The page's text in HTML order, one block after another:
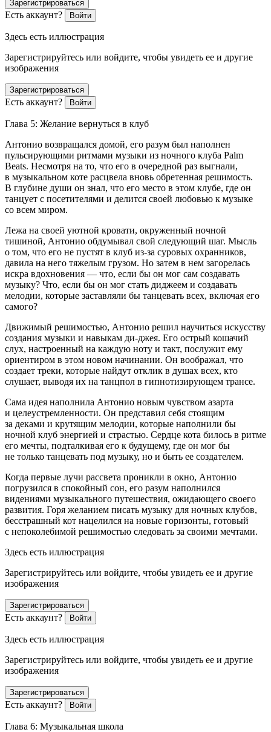
Зарегистрироваться
Есть аккаунт? Войти
Здесь есть иллюстрация
Зарегистрируйтесь или войдите, чтобы увидеть ее и другие
изображения
Зарегистрироваться
Есть аккаунт? Войти
Глава 5: Желание вернуться в клуб
Антонио возвращался домой, его разум был наполнен
пульсирующими ритмами музыки из ночного клуба Palm
Beats. Несмотря на то, что его в очередной раз выгнали,
в музыкальном коте расцвела вновь обретенная решимость.
В глубине души он знал, что его место в этом клубе, где он
танцует с посетителями и делится своей любовью к музыке
со всем миром.
Лежа на своей уютной кровати, окруженный ночной
тишиной, Антонио обдумывал свой следующий шаг. Мысль
о том, что его не пустят в клуб из-за суровых охранников,
давила на него тяжелым грузом. Но затем в нем загорелась
искра вдохновения — что, если бы он мог сам создавать
музыку? Что, если бы он мог стать диджеем и создавать
мелодии, которые заставляли бы танцевать всех, включая его
самого?
Движимый решимостью, Антонио решил научиться искусству
создания музыки и навыкам ди-джея. Его острый кошачий
слух, настроенный на каждую ноту и такт, послужит ему
ориентиром в этом новом начинании. Он воображал, что
создает треки, которые найдут отклик в душах всех, кто
слушает, выводя их на танцпол в гипнотизирующем трансе.
Сама идея наполнила Антонио новым чувством азарта
и целеустремленности. Он представил себя стоящим
за деками и крутящим мелодии, которые наполнили бы
ночной клуб энергией и страстью. Сердце кота билось в ритме
его мечты, подталкивая его к будущему, где он мог бы
не только танцевать под музыку, но и быть ее создателем.
Когда первые лучи рассвета проникли в окно, Антонио
погрузился в спокойный сон, его разум наполнился
видениями музыкального путешествия, ожидающего своего
развития. Горя желанием писать музыку для ночных клубов,
бесстрашный кот нацелился на новые горизонты, готовый
с непоколебимой решимостью следовать за своими мечтами.
Здесь есть иллюстрация
Зарегистрируйтесь или войдите, чтобы увидеть ее и другие
изображения
Зарегистрироваться
Есть аккаунт? Войти
Здесь есть иллюстрация
Зарегистрируйтесь или войдите, чтобы увидеть ее и другие
изображения
Зарегистрироваться
Есть аккаунт? Войти
Глава 6: Музыкальная школа